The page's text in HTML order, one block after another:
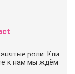
роли: Кли
к нам мы ждём